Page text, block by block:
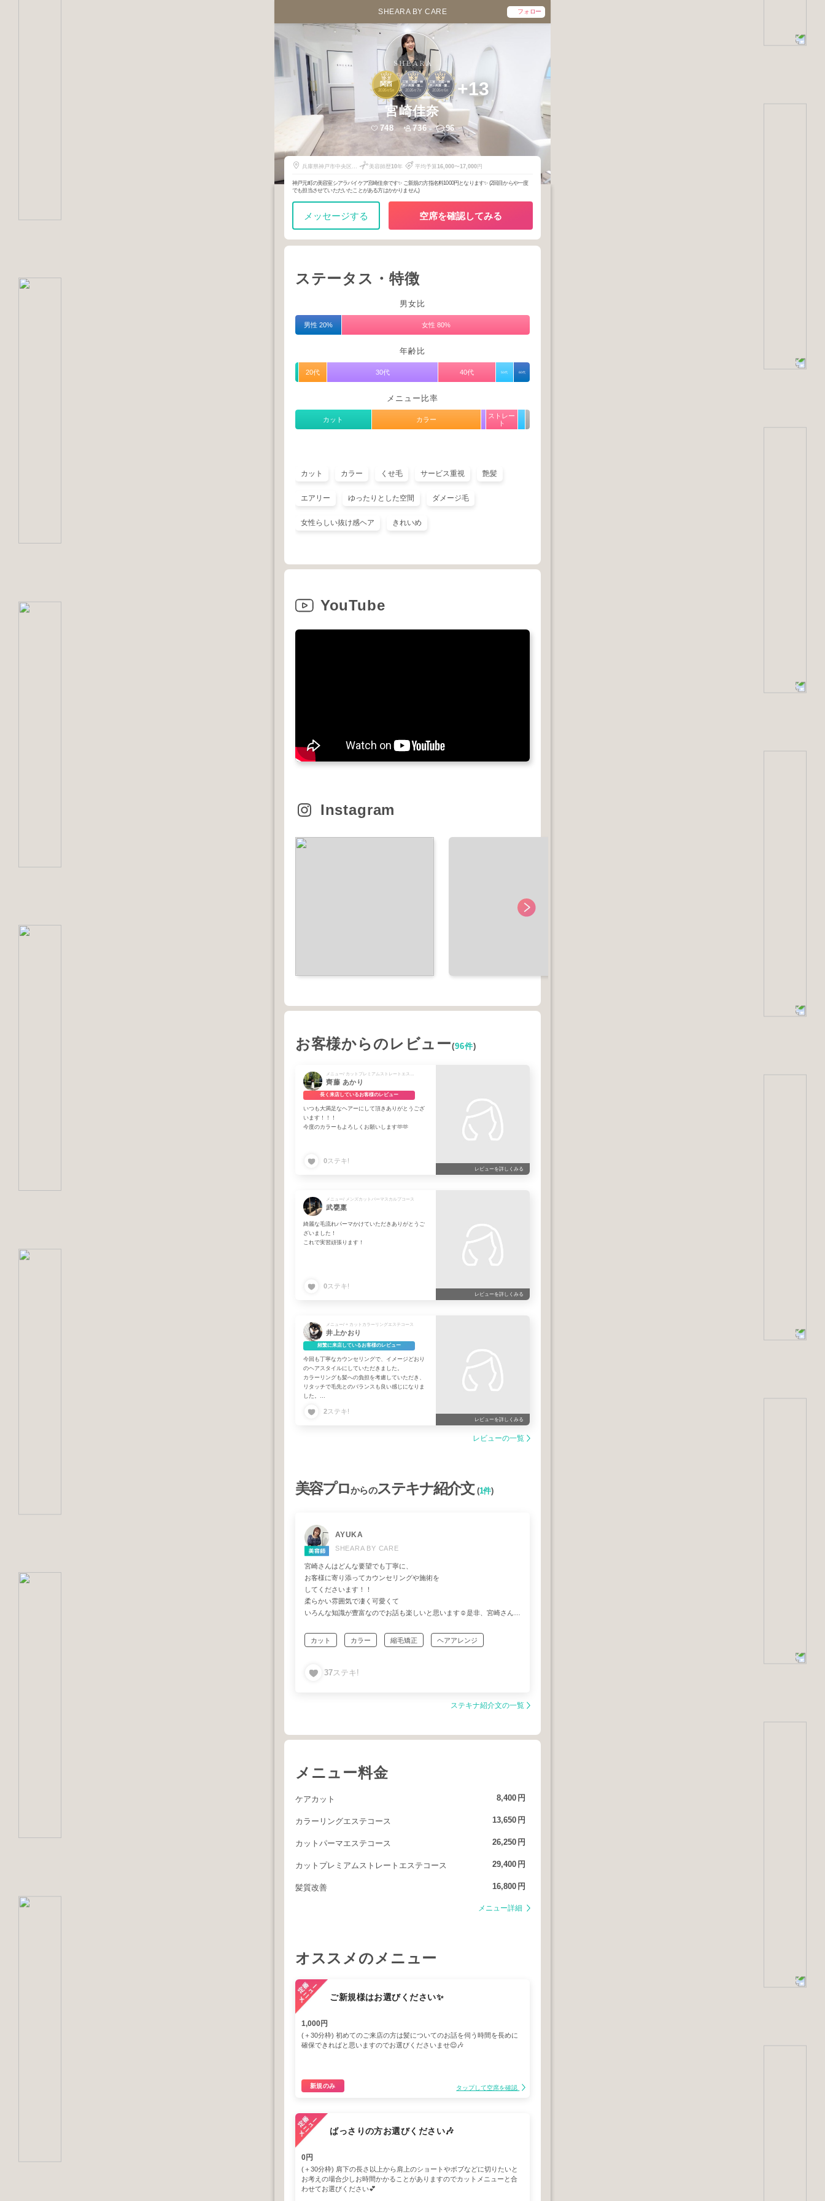
SHEARA BY CARE フォロー
3
関西
2026年 5月
3
三宮・元町・神
戸・兵庫・灘・
東灘2026年7月
3
三宮・元町・神
戸・兵庫・灘・
東灘2026年6月 +13
宮崎佳奈
748 736 96
兵庫県神戸市中央区三
美容師歴10年 平均予算16,000〜17,000円
神戸元町の美容室シアラバイケア宮崎佳奈です✨ ご新規の方指名料1000円となります✨ (2回目からや一度
でも担当させていただいたことがある方はかかりません)
メッセージする 空席を確認してみる
ステータス・特徴
男女比
男性 20% 女性 80%
年齢比
20代 30代 40代 50代 60代
メニュー比率
カット カラー
ストレー
ト
カット カラー くせ毛 サービス重視 艶髪
エアリー ゆったりとした空間 ダメージ毛
女性らしい抜け感ヘア きれいめ
YouTube
Instagram
お客様からのレビュー(96件)
齊藤 あかり
長く来店しているお客様のレビュー
いつも大満足なヘアーにして頂きありがとうござ
います！！！
今度のカラーもよろしくお願いします🫶🫶
0ステキ!
レビューを詳しくみる
メニュー/ メンズカットパーマスカルプコース
武甕稟
綺麗な毛流れパーマかけていただきありがとうご
ざいました！
これで実習頑張ります！
0ステキ!
レビューを詳しくみる
メニュー/ + カットカラーリングエステコース
井上かおり
頻繁に来店しているお客様のレビュー
今回も丁寧なカウンセリングで、イメージどおり
のヘアスタイルにしていただきました。
カラーリングも髪への負担を考慮していただき、
リタッチで毛先とのバランスも良い感じになりま
した。
2ステキ!
レビューを詳しくみる
レビューの一覧
美容プロからのステキナ紹介文(1件)
AYUKA
SHEARA BY CARE
宮崎さんはどんな要望でも丁寧に、
お客様に寄り添ってカウンセリングや施術を
してくださいます！！
柔らかい雰囲気で凄く可愛くて
いろんな知識が豊富なのでお話も楽しいと思います☺️是非、宮崎さんに
カット カラー 縮毛矯正 ヘアアレンジ
ゆったりとした空間
37ステキ!
ステキナ紹介文の一覧
メニュー料金
ケアカット 8,400 円
カラーリングエステコース 13,650 円
カットパーマエステコース 26,250 円
カットプレミアムストレートエステコース 29,400 円
髪質改善 16,800 円
メニュー詳細
オススメのメニュー
ご新規様はお選びください✨
1,000円
(＋30分枠) 初めてのご来店の方は髪についてのお話を伺う時間を長めに
確保できればと思いますのでお選びくださいませ😌🎶
新規のみ タップして空席を確認
ばっさりの方お選びください🎶
0円
(＋30分枠) 肩下の長さ以上から肩上のショートやボブなどに切りたいと
お考えの場合少しお時間かかることがありますのでカットメニューと合
わせてお選びください💕